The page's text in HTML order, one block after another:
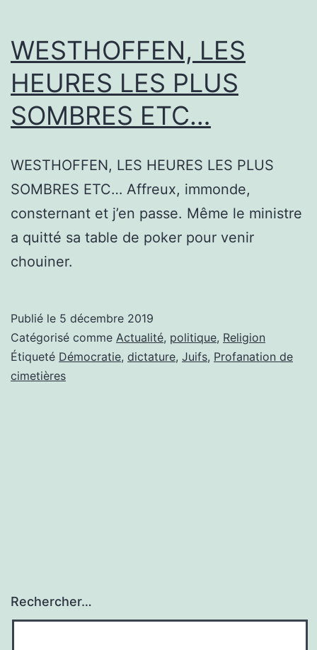
WESTHOFFEN, LES
HEURES LES PLUS
SOMBRES ETC…
WESTHOFFEN, LES HEURES LES PLUS
SOMBRES ETC… Affreux, immonde,
consternant et j’en passe. Même le ministre
a quitté sa table de poker pour venir
chouiner.
Publié le 5 décembre 2019
Catégorisé comme Actualité, politique, Religion
Étiqueté Démocratie, dictature, Juifs, Profanation de
cimetières
Rechercher…